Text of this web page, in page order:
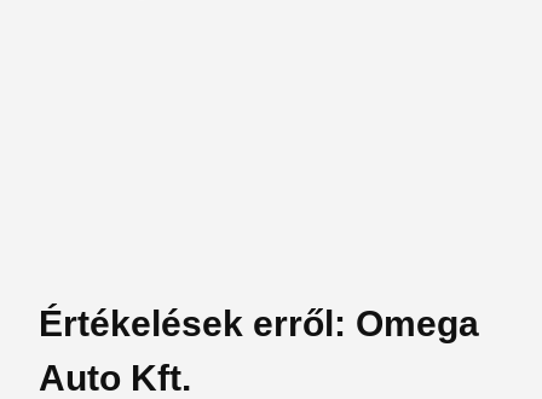
Értékelések erről: Omega
Auto Kft.